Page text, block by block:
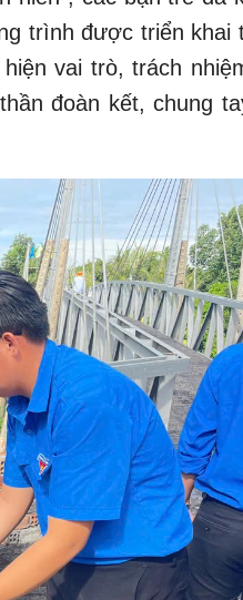
trình được triển khai
vai trò, trách
đoàn kết, chung